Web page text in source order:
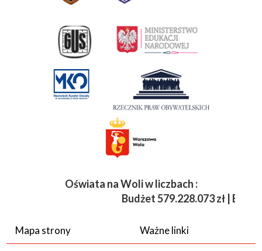
Oświata na Woli w liczbach :
Budżet579.228.073 zł | Etaty
Mapa strony Ważne linki